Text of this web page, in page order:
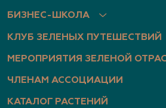
БИЗНЕС-ШКОЛА
КЛУБ ЗЕЛЕНЫХ ПУТЕШЕСТВИЙ
МЕРОПРИЯТИЯ ЗЕЛЕНОЙ
ЧЛЕНАМ АССОЦИАЦИИ
КАТАЛОГ РАСТЕНИЙ